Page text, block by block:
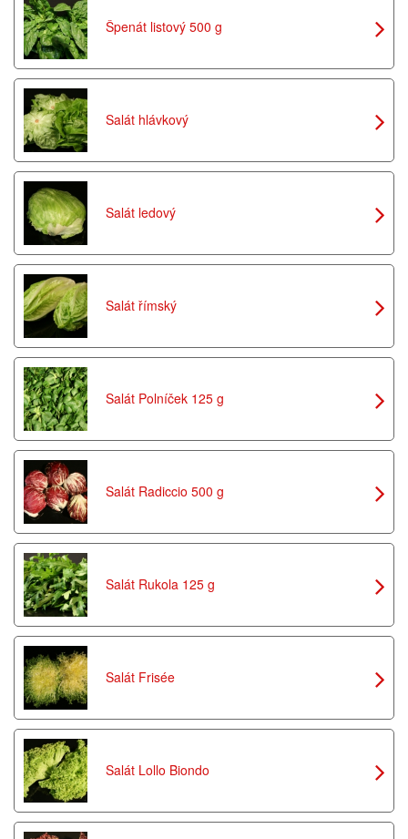
Špenát listový 500 g
Salát hlávkový
Salát ledový
Salát římský
Salát Polníček 125 g
Salát Radiccio 500 g
Salát Rukola 125 g
Salát Frisée
Salát Lollo Biondo